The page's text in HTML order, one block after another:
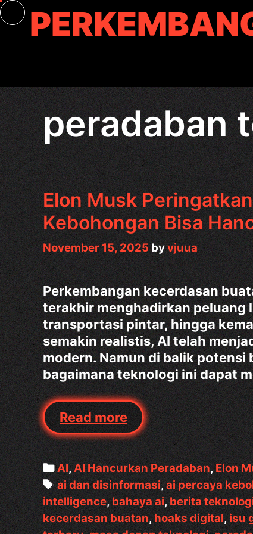
Skip
to
content
peradaban
Elon Musk
Kebohongan Bisa
November 15, 2025 byvjuua
Perkembangan kecerdasan
terakhir menghadirkan peluang
transportasi pintar, hingga
semakin realistis, AI telah
modern. Namun di balik
bagaimana teknologi ini dapat
Read moreElon
Musk
Peringatkan
Dunia:
“AI
yang
Percaya
Categories
AI,AI Hancurkan Peradaban,Elon
Tags
ai dan disinformasi,ai percaya
intelligence,bahaya ai,berita
kecerdasan buatan,hoaks digital,isu